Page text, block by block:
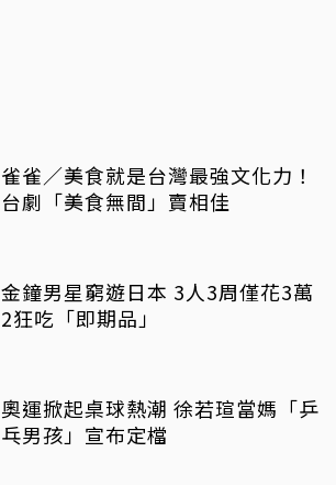
雀雀／美食就是台灣最強文化力！
台劇「美食無間」賣相佳
金鐘男星窮遊日本 3人3周僅花3萬
2狂吃「即期品」
奧運掀起桌球熱潮 徐若瑄當媽「乒
乓男孩」宣布定檔